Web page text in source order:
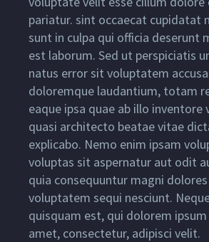
pariatur. sint occaecat cupidatat
sunt in culpa qui officia deserunt
est laborum. Sed ut perspiciatis
natus error sit voluptatem
doloremque laudantium, totam
eaque ipsa quae ab illo
quasi architecto beatae vitae
explicabo. Nemo enim ipsam
voluptas sit aspernatur aut odit
quia consequuntur magni
voluptatem sequi nesciunt.
quisquam est, qui dolorem
amet, consectetur, adipisci velit.